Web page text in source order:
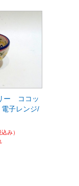
ー ココッ
子レンジ/
込み）